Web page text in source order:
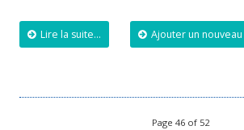
Lire la suite... Ajouter un
Page 46 of 52